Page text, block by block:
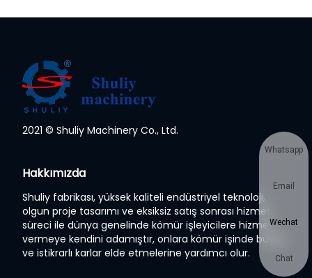
2021 © Shuliy Machinery Co., Ltd.
Hakkımızda
Shuliy fabrikası, yüksek kaliteli endüstriyel teknoloji,
olgun proje tasarımı ve eksiksiz satış sonrası hizmet
süreci ile dünya genelinde kömür işleyicilere hizmet
vermeye kendini adamıştır, onlara kömür işinde büyük
ve istikrarlı karlar elde etmelerine yardımcı olur.
Whatsapp
Email
Wechat
Chat